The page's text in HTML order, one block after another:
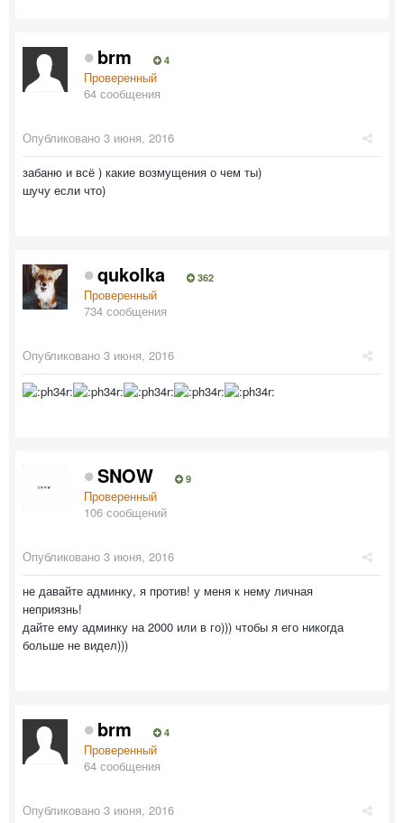
brm 4
Проверенный
64 сообщения
Опубликовано 3 июня, 2016
забаню и всё ) какие возмущения о чем ты)
шучу если что)
qukolka 362
Проверенный
734 сообщения
Опубликовано 3 июня, 2016
SNOW 9
Проверенный
106 сообщений
Опубликовано 3 июня, 2016
не давайте админку, я против! у меня к нему личная
неприязнь!
дайте ему админку на 2000 или в го))) чтобы я его никогда
больше не видел)))
brm 4
Проверенный
64 сообщения
Опубликовано 3 июня, 2016